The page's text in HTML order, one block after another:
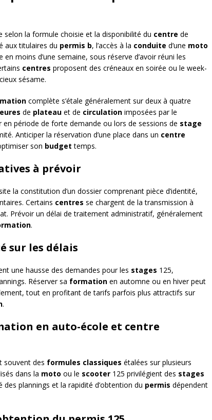
selon la formule choisie et la disponibilité du centre de
aux titulaires du permis b, l’accès à la conduite d’une moto
moins d’une semaine, sous réserve d’avoir réuni les
centres proposent des créneaux en soirée ou le week-
sésame.
complète s’étale généralement sur deux à quatre
de plateau et de circulation imposées par le
en période de forte demande ou lors de sessions de stage
Anticiper la réservation d’une place dans un centre
son budget temps.
à prévoir
la constitution d’un dossier comprenant pièce d’identité,
Certains centres se chargent de la transmission à
Prévoir un délai de traitement administratif, généralement
.
sur les délais
une hausse des demandes pour les stages 125,
Réserver sa formation en automne ou en hiver peut
tout en profitant de tarifs parfois plus attractifs sur
.
en auto-école et centre
souvent des formules classiques étalées sur plusieurs
dans la moto ou le scooter 125 privilégient des stages
plannings et la rapidité d’obtention du permis dépendent